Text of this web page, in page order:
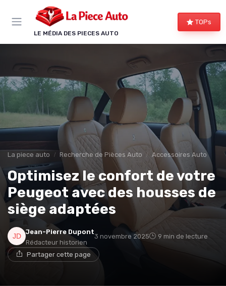
LE MÉDIA DES PIECES AUTO
TOPs
La piece auto Recherche de Pièces Auto Accessoires Auto
Optimisez le confort de votre
Peugeot avec des housses de
siège adaptées
Jean-Pierre Dupont
Rédacteur historien
3 novembre 2025 9 min de lecture
Partager cette page
Panneau de gestion des cookies